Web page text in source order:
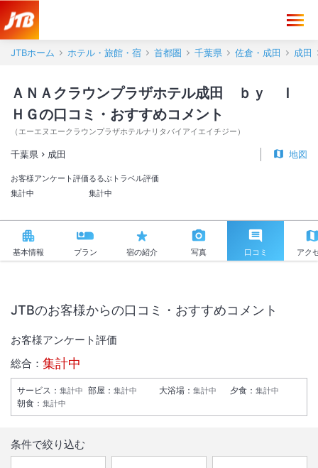
JTBホーム ホテル・旅館・宿 首都圏 千葉県 佐倉・成田 成田
ＡＮＡクラウンプラザホテル成田 ｂｙ Ｉ
ＨＧの口コミ・おすすめコメント
（ エーエヌエークラウンプラザホテルナリタバイアイエイチジー ）
千葉県 成田 地図
お客様アンケート評価
集計中
るるぶトラベル評価
集計中
基本情報 プラン 宿の紹介 写真 口コミ アク
JTBのお客様からの口コミ・おすすめコメント
お客様アンケート評価
総合： 集計中
サービス ： 集計中 部屋 ： 集計中 大浴場 ： 集計中 夕食 ： 集計中
朝食 ： 集計中
条件で絞り込む